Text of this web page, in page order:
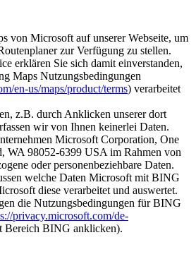
von Microsoft auf unserer Webseite, um
zur Verfügung zu stellen.
erklären Sie sich damit einverstanden,
Maps Nutzungsbedingungen
en-us/maps/product/terms) verarbeitet
z.B. durch Anklicken unserer dort
wir von Ihnen keinerlei Daten.
Microsoft Corporation, One
WA 98052-6399 USA im Rahmen von
oder personenbeziehbare Daten.
welche Daten Microsoft mit BING
diese verarbeitet und auswertet.
die Nutzungsbedingungen für BING
privacy.microsoft.com/de-
Bereich BING anklicken).